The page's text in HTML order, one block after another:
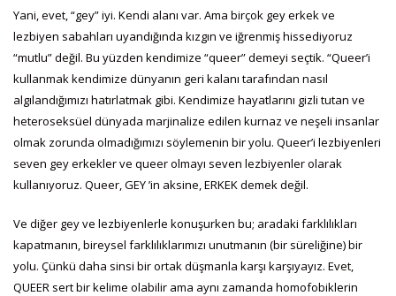
Yani, evet, “gey” iyi. Kendi alanı var. Ama birçok gey erkek ve
lezbiyen sabahları uyandığında kızgın ve iğrenmiş hissediyoruz
“mutlu” değil. Bu yüzden kendimize “queer” demeyi seçtik. “Queer’i
kullanmak kendimize dünyanın geri kalanı tarafından nasıl
algılandığımızı hatırlatmak gibi. Kendimize hayatlarını gizli tutan ve
heteroseksüel dünyada marjinalize edilen kurnaz ve neşeli insanlar
olmak zorunda olmadığımızı söylemenin bir yolu. Queer’i lezbiyenleri
seven gey erkekler ve queer olmayı seven lezbiyenler olarak
kullanıyoruz. Queer, GEY ’in aksine, ERKEK demek değil.
Ve diğer gey ve lezbiyenlerle konuşurken bu; aradaki farklılıkları
kapatmanın, bireysel farklılıklarımızı unutmanın (bir süreliğine) bir
yolu. Çünkü daha sinsi bir ortak düşmanla karşı karşıyayız. Evet,
QUEER sert bir kelime olabilir ama aynı zamanda homofobiklerin